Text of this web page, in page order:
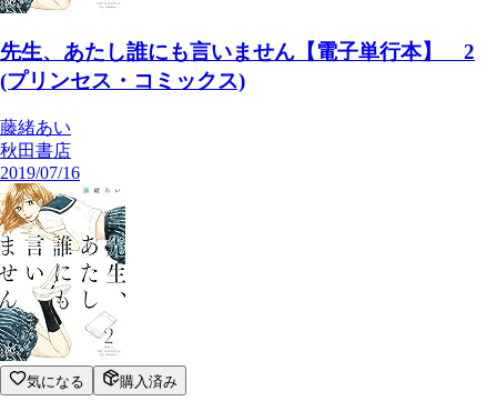
先生、あたし誰にも言いません【電子単行本】 2
(プリンセス・コミックス)
藤緒あい
秋田書店
2019/07/16
気になる 購入済み